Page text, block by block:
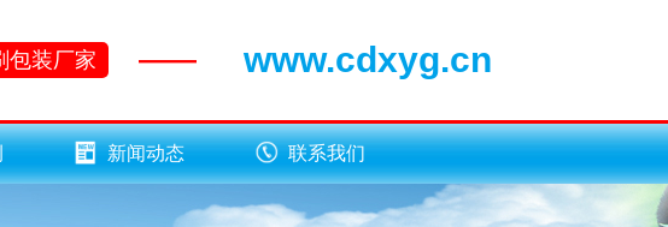
包装厂家 —— www.cdxyg.cn
新闻动态 联系我们